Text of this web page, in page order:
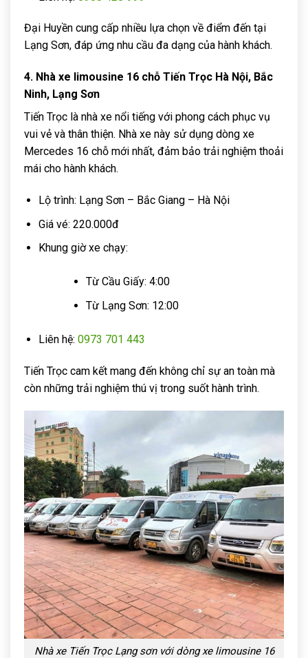
Đại Huyền cung cấp nhiều lựa chọn về điểm đến tại
Lạng Sơn, đáp ứng nhu cầu đa dạng của hành khách.
4. Nhà xe limousine 16 chỗ Tiến Trọc Hà Nội, Bắc
Ninh, Lạng Sơn
Tiến Trọc là nhà xe nổi tiếng với phong cách phục vụ
vui vẻ và thân thiện. Nhà xe này sử dụng dòng xe
Mercedes 16 chỗ mới nhất, đảm bảo trải nghiệm thoải
mái cho hành khách.
Lộ trình: Lạng Sơn – Bắc Giang – Hà Nội
Giá vé: 220.000đ
Khung giờ xe chạy:
Từ Cầu Giấy: 4:00
Từ Lạng Sơn: 12:00
Liên hệ: 0973 701 443
Tiến Trọc cam kết mang đến không chỉ sự an toàn mà
còn những trải nghiệm thú vị trong suốt hành trình.
Nhà xe Tiến Trọc Lạng sơn với dòng xe limousine 16